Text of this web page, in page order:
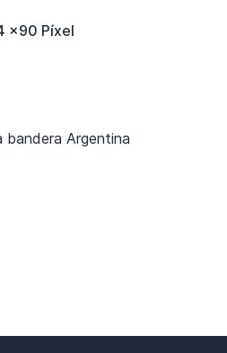
x90 Píxel
bandera Argentina